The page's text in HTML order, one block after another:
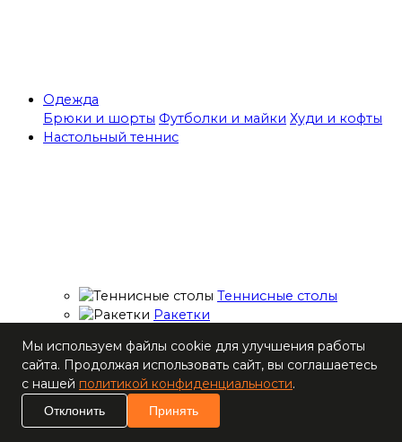
Одежда
Брюки и шорты Футболки и майки Худи и кофты
Настольный теннис
Теннисные столы
Ракетки
ракеток
Основания для
ракеток
Мячи
Наборы
Мы используем файлы cookie для улучшения работы
сайта. Продолжая использовать сайт, вы соглашаетесь
с нашей политикой конфиденциальности.
Отклонить Принять